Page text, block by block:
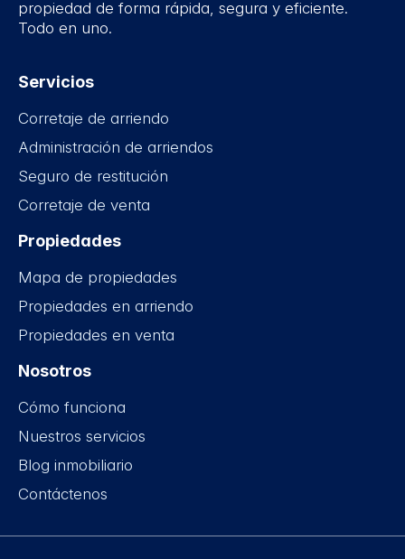
propiedad de forma rápida, segura y eficiente.
Todo en uno.
Servicios
Corretaje de arriendo
Administración de arriendos
Seguro de restitución
Corretaje de venta
Propiedades
Mapa de propiedades
Propiedades en arriendo
Propiedades en venta
Nosotros
Cómo funciona
Nuestros servicios
Blog inmobiliario
Contáctenos